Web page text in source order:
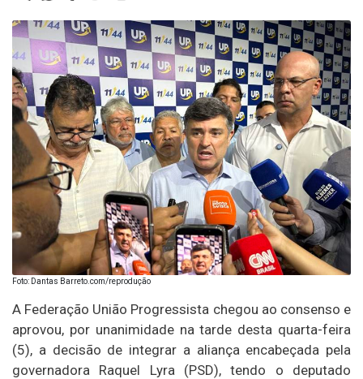
Foto: Dantas Barreto.com/reprodução
A Federação União Progressista chegou ao consenso e
aprovou, por unanimidade na tarde desta quarta-feira
(5), a decisão de integrar a aliança encabeçada pela
governadora Raquel Lyra (PSD), tendo o deputado